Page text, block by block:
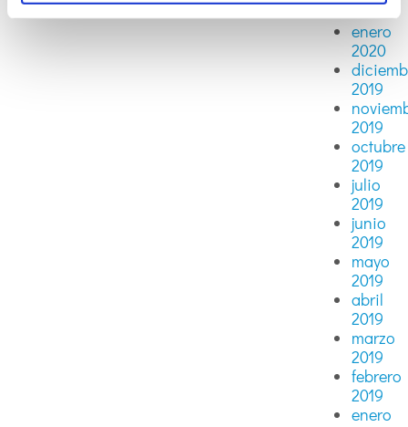
2020
enero
2020
2019
2019
octubre
2019
julio
2019
junio
2019
mayo
2019
abril
2019
marzo
2019
febrero
2019
enero